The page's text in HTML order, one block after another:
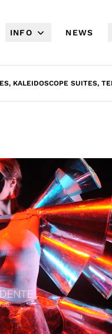
INFO NEWS
KALEIDOSCOPE SUITES,